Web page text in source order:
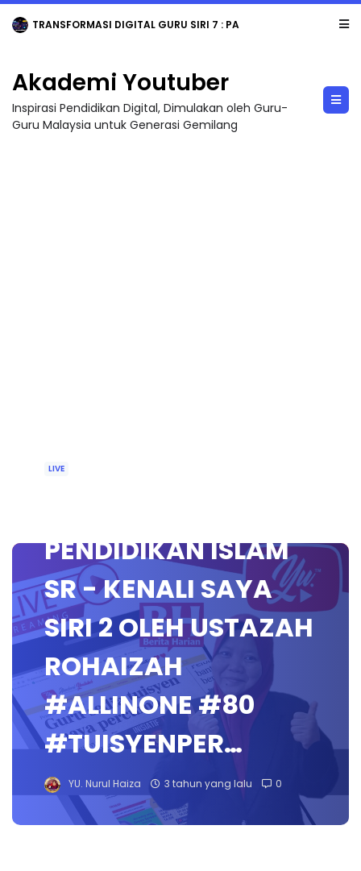
TRANSFORMASI DIGITAL GURU SIRI 7 : PAHLAWAN DIGITAL PENYELAMAT DUNIA
Akademi Youtuber
Inspirasi Pendidikan Digital, Dimulakan oleh Guru-
Guru Malaysia untuk Generasi Gemilang
LIVE
PENDIDIKAN ISLAM
SR - KENALI SAYA
SIRI 2 OLEH USTAZAH
ROHAIZAH
#ALLINONE #80
#TUISYENPER…
YU. Nurul Haiza 3 tahun yang lalu 0